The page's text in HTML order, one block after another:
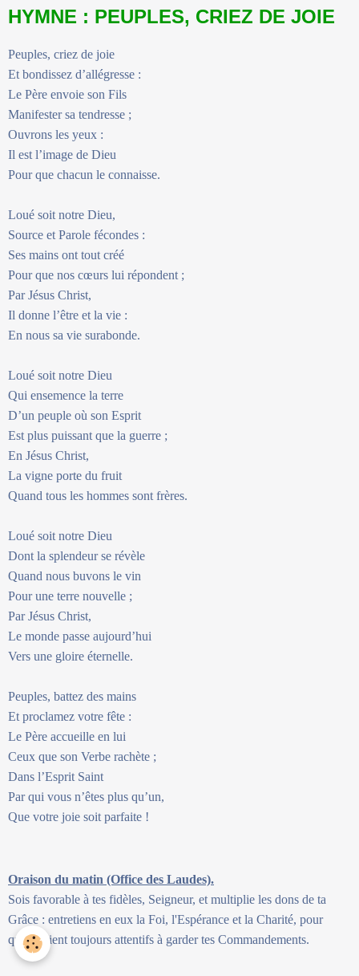
HYMNE : PEUPLES, CRIEZ DE JOIE
Peuples, criez de joie
Et bondissez d’allégresse :
Le Père envoie son Fils
Manifester sa tendresse ;
Ouvrons les yeux :
Il est l’image de Dieu
Pour que chacun le connaisse.
Loué soit notre Dieu,
Source et Parole fécondes :
Ses mains ont tout créé
Pour que nos cœurs lui répondent ;
Par Jésus Christ,
Il donne l’être et la vie :
En nous sa vie surabonde.
Loué soit notre Dieu
Qui ensemence la terre
D’un peuple où son Esprit
Est plus puissant que la guerre ;
En Jésus Christ,
La vigne porte du fruit
Quand tous les hommes sont frères.
Loué soit notre Dieu
Dont la splendeur se révèle
Quand nous buvons le vin
Pour une terre nouvelle ;
Par Jésus Christ,
Le monde passe aujourd’hui
Vers une gloire éternelle.
Peuples, battez des mains
Et proclamez votre fête :
Le Père accueille en lui
Ceux que son Verbe rachète ;
Dans l’Esprit Saint
Par qui vous n’êtes plus qu’un,
Que votre joie soit parfaite !
Oraison du matin (Office des Laudes).
Sois favorable à tes fidèles, Seigneur, et multiplie les dons de ta
Grâce : entretiens en eux la Foi, l'Espérance et la Charité, pour
qu'ils soient toujours attentifs à garder tes Commandements.